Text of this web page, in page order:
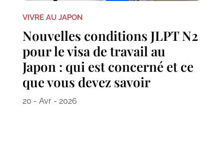
VIVRE AU JAPON
Nouvelles conditions JLPT N2
pour le visa de travail au
Japon : qui est concerné et ce
que vous devez savoir
20 - Avr - 2026